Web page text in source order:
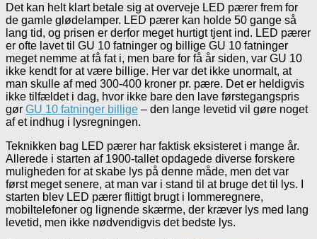
Det kan helt klart betale sig at overveje LED pærer frem for
de gamle glødelamper. LED pærer kan holde 50 gange så
lang tid, og prisen er derfor meget hurtigt tjent ind. LED pærer
er ofte lavet til GU 10 fatninger og billige GU 10 fatninger
meget nemme at få fat i, men bare for få år siden, var GU 10
ikke kendt for at være billige. Her var det ikke unormalt, at
man skulle af med 300-400 kroner pr. pære. Det er heldigvis
ikke tilfældet i dag, hvor ikke bare den lave førstegangspris
gør GU 10 fatninger billige – den lange levetid vil gøre noget
af et indhug i lysregningen.
Teknikken bag LED pærer har faktisk eksisteret i mange år.
Allerede i starten af 1900-tallet opdagede diverse forskere
muligheden for at skabe lys på denne måde, men det var
først meget senere, at man var i stand til at bruge det til lys. I
starten blev LED pærer flittigt brugt i lommeregnere,
mobiltelefoner og lignende skærme, der kræver lys med lang
levetid, men ikke nødvendigvis det bedste lys.